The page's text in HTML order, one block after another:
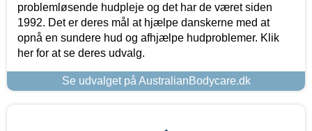
problemløsende hudpleje og det har de været siden
1992. Det er deres mål at hjælpe danskerne med at
opnå en sundere hud og afhjælpe hudproblemer. Klik
her for at se deres udvalg.
Se udvalget på AustralianBodycare.dk